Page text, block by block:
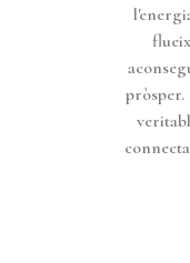
pròsper.